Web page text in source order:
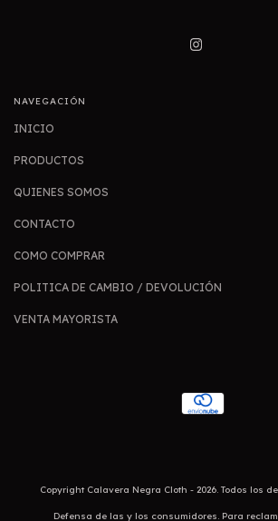
NAVEGACIÓN
INICIO
PRODUCTOS
QUIENES SOMOS
CONTACTO
COMO COMPRAR
POLITICA DE CAMBIO / DEVOLUCIÓN
VENTA MAYORISTA
Copyright Calavera Negra Cloth - 2026. Todos los
Defensa de las y los consumidores. Para